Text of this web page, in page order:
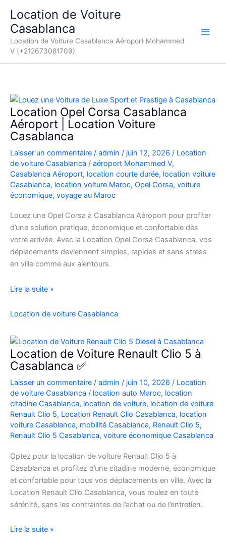
contenu
Location de Voiture
Casablanca
Location de Voiture Casablanca Aéroport Mohammed
V (+212673081709)
Location Opel Corsa Casablanca
Aéroport | Location Voiture
Casablanca
Laisser un commentaire / admin / juin 12, 2026 / Location
de voiture Casablanca / aéroport Mohammed V,
Casablanca Aéroport, location courte durée, location voiture
Casablanca, location voiture Maroc, Opel Corsa, voiture
économique, voyage au Maroc
Louez une Opel Corsa à Casablanca Aéroport pour profiter
d’une solution pratique, économique et confortable dès
votre arrivée. Avec la Location Opel Corsa Casablanca, vos
déplacements deviennent simples, rapides et sans stress
en ville comme aux alentours.
Location
Corsa
Aéroport
|
Location
Voiture
Casablanca
Lire la suite »
Location de voiture Casablanca
Location de Voiture Renault Clio 5 à
Casablanca ✅
Laisser un commentaire / admin / juin 10, 2026 / Location
de voiture Casablanca / location auto Maroc, location
citadine Casablanca, location de voiture, location de voiture
Renault Clio 5, Location Renault Clio Casablanca, location
voiture Casablanca, mobilité Casablanca, Renault Clio 5,
Renault Clio 5 Casablanca, voiture économique Casablanca
Optez pour la location de voiture Renault Clio 5 à
Casablanca et profitez d’une citadine moderne, économique
et confortable pour tous vos déplacements en ville. Avec la
Location Renault Clio Casablanca, vous roulez en toute
sérénité, sans les contraintes de l’achat ou de l’entretien.
Location
Lire la suite »